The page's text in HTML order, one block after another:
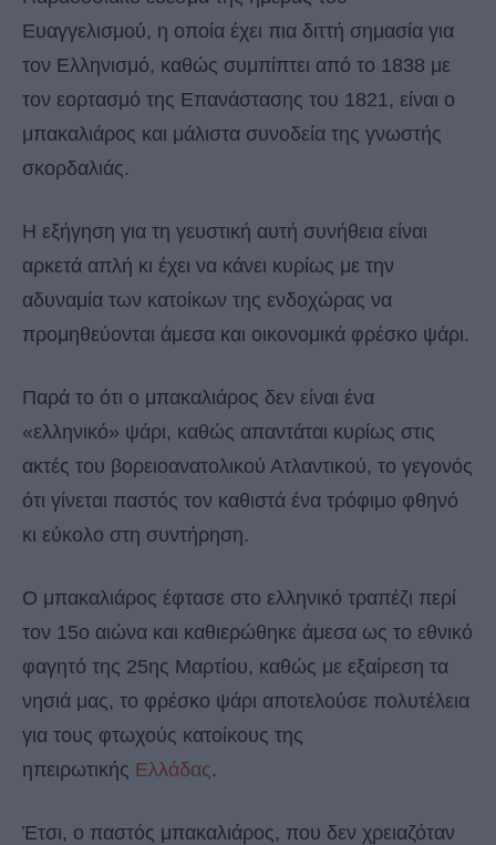
Ευαγγελισμού, η οποία έχει πια διττή σημασία για
τον Ελληνισμό, καθώς συμπίπτει από το 1838 με
τον εορτασμό της Επανάστασης του 1821, είναι ο
μπακαλιάρος και μάλιστα συνοδεία της γνωστής
σκορδαλιάς.
Η εξήγηση για τη γευστική αυτή συνήθεια είναι
αρκετά απλή κι έχει να κάνει κυρίως με την
αδυναμία των κατοίκων της ενδοχώρας να
προμηθεύονται άμεσα και οικονομικά φρέσκο ψάρι.
Παρά το ότι ο μπακαλιάρος δεν είναι ένα
«ελληνικό» ψάρι, καθώς απαντάται κυρίως στις
ακτές του βορειοανατολικού Ατλαντικού, το γεγονός
ότι γίνεται παστός τον καθιστά ένα τρόφιμο φθηνό
κι εύκολο στη συντήρηση.
Ο μπακαλιάρος έφτασε στο ελληνικό τραπέζι περί
τον 15ο αιώνα και καθιερώθηκε άμεσα ως το εθνικό
φαγητό της 25ης Μαρτίου, καθώς με εξαίρεση τα
νησιά μας, το φρέσκο ψάρι αποτελούσε πολυτέλεια
για τους φτωχούς κατοίκους της
ηπειρωτικής Ελλάδας.
Έτσι, ο παστός μπακαλιάρος, που δεν χρειαζόταν